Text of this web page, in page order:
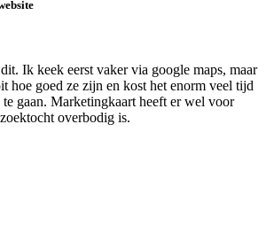
Ik keek eerst vaker via google maps, maar
hoe goed ze zijn en kost het enorm veel tijd
te gaan. Marketingkaart heeft er wel voor
overbodig is.